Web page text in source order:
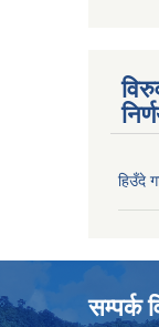
हिउँदे
सम्पर्क